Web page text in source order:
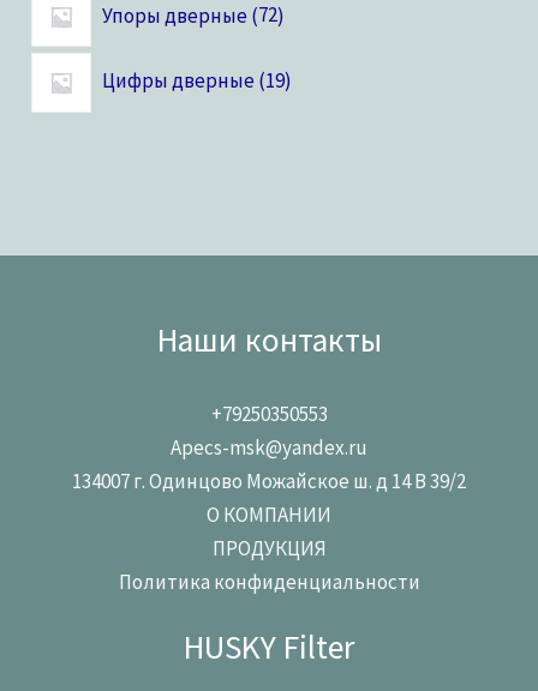
Упоры дверные 72
Цифры дверные 19
Наши контакты
+79250350553
Apecs-msk@yandex.ru
134007 г. Одинцово Можайское ш. д 14 В 39/2
О КОМПАНИИ
ПРОДУКЦИЯ
Политика конфиденциальности
HUSKY Filter